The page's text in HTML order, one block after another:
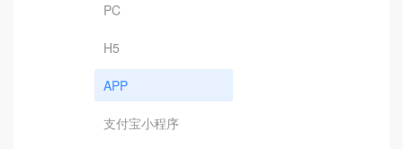
PC
H5
APP
支付宝小程序